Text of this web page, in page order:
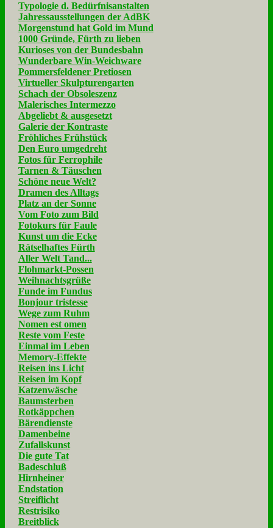
Typologie d. Bedürfnisanstalten
Jahressausstellungen der AdBK
Morgenstund hat Gold im Mund
1000 Gründe, Fürth zu lieben
Kurioses von der Bundesbahn
Wunderbare Win-Weichware
Pommersfeldener Pretiosen
Virtueller Skulpturengarten
Schach der Obsoleszenz
Malerisches Intermezzo
Abgeliebt & ausgesetzt
Galerie der Kontraste
Fröhliches Frühstück
Den Euro umgedreht
Fotos für Ferrophile
Tarnen & Täuschen
Schöne neue Welt?
Dramen des Alltags
Platz an der Sonne
Vom Foto zum Bild
Fotokurs für Faule
Kunst um die Ecke
Rätselhaftes Fürth
Aller Welt Tand...
Flohmarkt-Possen
Weihnachtsgrüße
Funde im Fundus
Bonjour tristesse
Wege zum Ruhm
Nomen est omen
Reste vom Feste
Einmal im Leben
Memory-Effekte
Reisen ins Licht
Reisen im Kopf
Katzenwäsche
Baumsterben
Rotkäppchen
Bärendienste
Damenbeine
Zufallskunst
Die gute Tat
Badeschluß
Hirnheiner
Endstation
Streiflicht
Restrisiko
Breitblick